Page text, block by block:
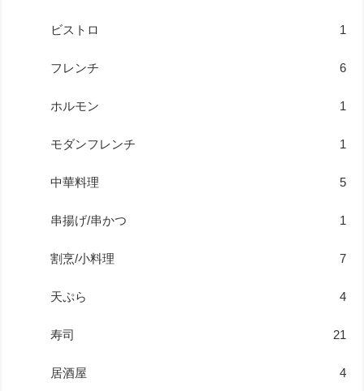
ビストロ 1
フレンチ 6
ホルモン 1
モダンフレンチ 1
中華料理 5
串揚げ/串かつ 1
割烹/小料理 7
天ぷら 4
寿司 21
居酒屋 4